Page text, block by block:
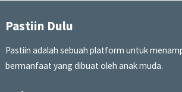
Pastiin Dulu
Pastiin adalah sebuah platform untuk
bermanfaat yang dibuat oleh anak muda.